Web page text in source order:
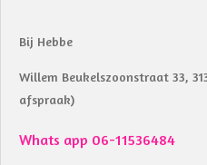
Bij Hebbe
Willem Beukelszoonstraat 33,
afspraak)
Whats app 06-11536484